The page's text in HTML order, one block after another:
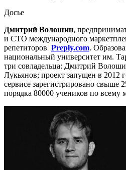
Досье
Дмитрий Волошин,
и СТО международного
репетиторов Preply.com.
национальный университет им.
три совладельца: Дмитрий
Лукьянов; проект запущен в 2012
сервисе зарегистрировано свыше
порядка 80000 учеников по всему